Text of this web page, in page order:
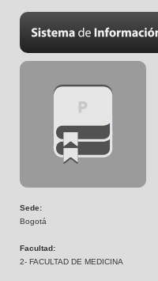
Sede:
Bogotá
Facultad:
2- FACULTAD DE MEDICINA